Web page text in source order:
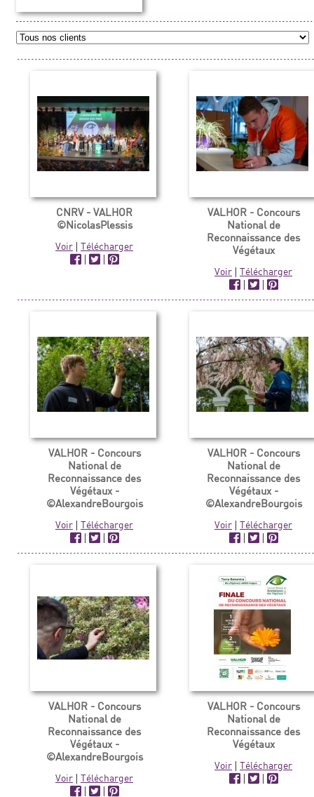
CNRV - VALHOR
©NicolasPlessis
Voir |Télécharger
|
|
VALHOR - Concours
National de
Reconnaissance des
Végétaux
Voir |Télécharger
|
|
VALHOR - Concours
National de
Reconnaissance des
Végétaux -
©AlexandreBourgois
Voir |Télécharger
|
|
VALHOR - Concours
National de
Reconnaissance des
Végétaux -
©AlexandreBourgois
Voir |Télécharger
|
|
VALHOR - Concours
National de
Reconnaissance des
Végétaux -
©AlexandreBourgois
Voir |Télécharger
|
|
VALHOR - Concours
National de
Reconnaissance des
Végétaux
Voir |Télécharger
|
|